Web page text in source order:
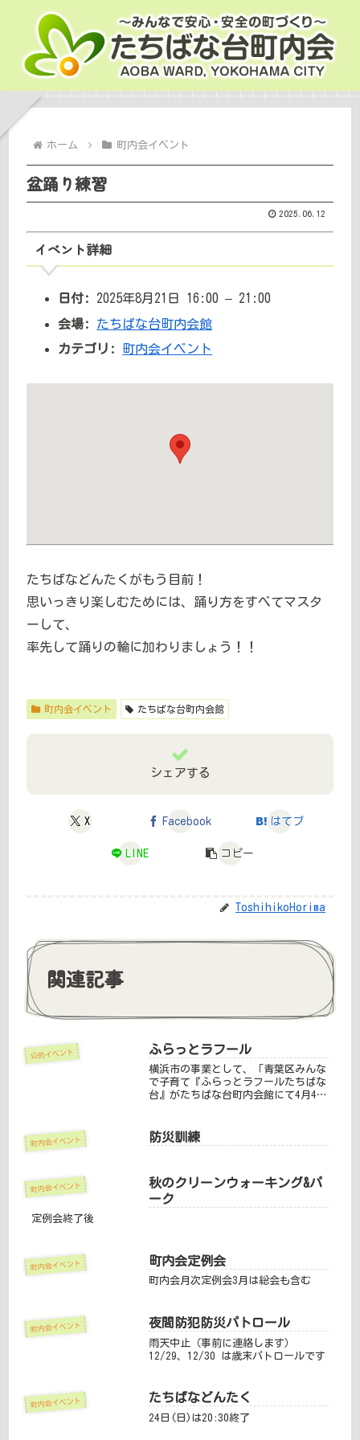
ホーム 町内会イベント
盆踊り練習
2025.06.12
イベント詳細
日付: 2025年8月21日 16:00 – 21:00
会場:
たちばな台町内会館
カテゴリ:
町内会イベント
たちばなどんたくがもう目前！
思いっきり楽しむためには、踊り方をすべてマスタ
ーして、
率先して踊りの輪に加わりましょう！！
町内会イベント たちばな台町内会館
シェアする
X Facebook はてブ
LINE コピー
ToshihikoHorima
関連記事
公的イベント ふらっとラフール
横浜市の事業として、「青葉区みんな
で子育て『ふらっとラフールたちばな
台』がたちばな台町内会館にて4月4日
台、若草台、みたけ台、鴨志田町、も
えぎ野、青葉台等々、青葉台北エリ
町内会イベント 防災訓練
町内会イベント
秋のクリーンウォーキング&パ
ーク
定例会終了後
町内会イベント 町内会定例会
町内会月次定例会3月は総会も含む
町内会イベント 夜間防犯防災パトロール
雨天中止（事前に連絡します）
12/29、12/30 は歳末パトロールです
町内会イベント たちばなどんたく
24日(日)は20:30終了